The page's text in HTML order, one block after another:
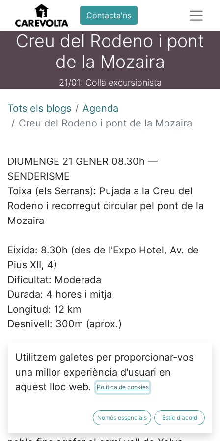
Contacta'ns
Creu del Rodeno i pont
de la Mozaira
21/01: Colla excursionista
Tots els blogs
Agenda
Creu del Rodeno i pont de la Mozaira
DIUMENGE 21 GENER 08.30h —
SENDERISME
Toixa (els Serrans): Pujada a la Creu del
Rodeno i recorregut circular pel pont de la
Mozaira
Eixida: 8.30h (des de l'Expo Hotel, Av. de
Pius XII, 4)
Dificultat: Moderada
Durada: 4 hores i mitja
Longitud: 12 km
Desnivell: 300m (aprox.)
Recorregut: Començarem a la plaça del
poble, des d'on agafarem el camí del
cementeri vell, que està als peus del cim
coronat amb la creu anomenada del
Rodeno. Baixarem pel mateix camí, i
després ens desviarem pels afores del
Utilitzem galetes per proporcionar-vos
una millor experiència d'usuari en
aquest lloc web.
Política de cookies
Només essencials Estic d'acord